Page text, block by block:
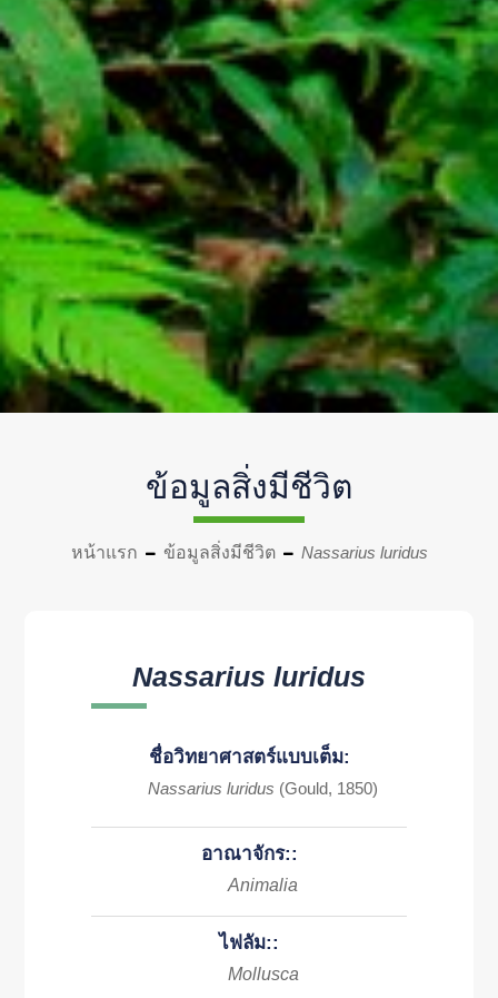
ข้อมูลสิ่งมีชีวิต
หน้าแรก ข้อมูลสิ่งมีชีวิต Nassarius luridus
Nassarius luridus
ชื่อวิทยาศาสตร์แบบเต็ม:
Nassarius luridus (Gould, 1850)
อาณาจักร::
Animalia
ไฟลัม::
Mollusca